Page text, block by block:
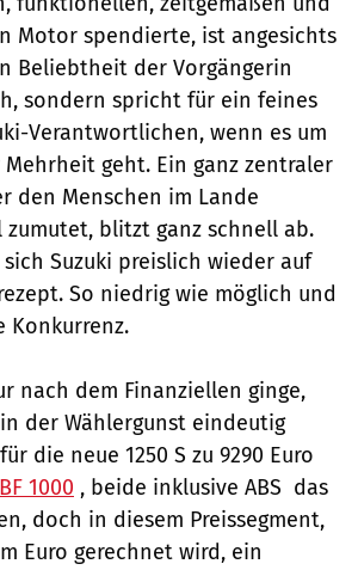
Motor spendierte, ist angesichts
Beliebtheit der Vorgängerin
sondern spricht für ein feines
Verantwortlichen, wenn es um
geht. Ein ganz zentraler
den Menschen im Lande
blitzt ganz schnell ab.
Suzuki preislich wieder auf
So niedrig wie möglich und
Konkurrenz.
nach dem Finanziellen ginge,
der Wählergunst eindeutig
die neue 1250 S zu 9290 Euro
1000 , beide inklusive ABS  das
doch in diesem Preissegment,
Euro gerechnet wird, ein